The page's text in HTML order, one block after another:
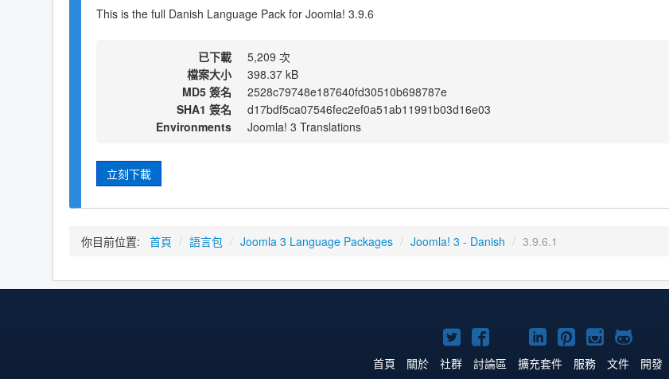
This is the full Danish Language Pack for Joomla! 3.9.6
已下載
5,209 次
檔案大小
398.37 kB
MD5 簽名
2528c79748e187640fd30510b698787e
SHA1 簽名
d17bdf5ca07546fec2ef0a51ab11991b03d16e03
Environments
Joomla! 3 Translations
立刻下載
你目前位置: 首頁 / 語言包 / Joomla 3 Language Packages / Joomla! 3 - Danish / 3.9.6.1
Twitter
上
Facebook
上
YouTube
上
Linkedln
上
Pinterest
上
Instagram
上
GitHub
上
首頁 關於 社群 討論區 擴充套件 服務 文件 開發